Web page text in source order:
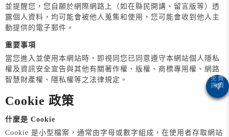
並提醒您，您自願於網際網路上（如在縣民開講、留言版等）透
露個人資料，均可能會被他人蒐集和使用，您可能會收到他人主
動提供的電子郵件。
重要事項
當您進入並使用本網站時，即視同您已同意遵守本網站個人隱私
權及資訊安全宣告與其他有關著作權、版權、商標專用權、網路
智慧財產權、隱私權等之法律規定。
Cookie 政策
什麼是 Cookie
Cookie 是小型檔案，通常由字母或數字組成，在使用者存取網站